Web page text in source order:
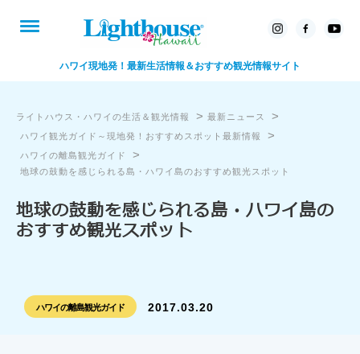
ハワイ現地発！最新生活情報＆おすすめ観光情報サイト
ライトハウス・ハワイの生活＆観光情報 > 最新ニュース >
ハワイ観光ガイド～現地発！おすすめスポット最新情報 >
ハワイの離島観光ガイド >
地球の鼓動を感じられる島・ハワイ島のおすすめ観光スポット
地球の鼓動を感じられる島・ハワイ島の
おすすめ観光スポット
ハワイの離島観光ガイド 2017.03.20